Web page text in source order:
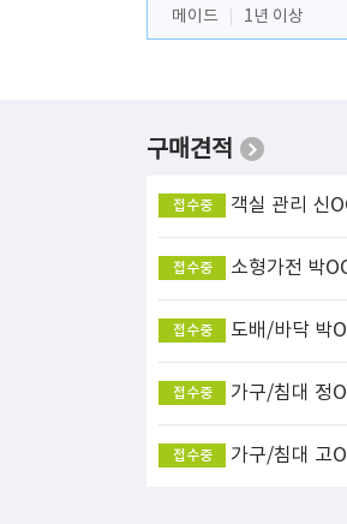
메이드
1년 이상
구매견적
객실 관리
접수중 신
소형가전
접수중 박
도배/바닥
접수중 박
가구/침대
접수중 정
가구/침대
접수중 고